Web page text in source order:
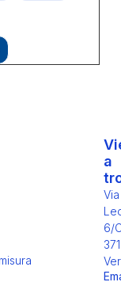
a
Via
6/